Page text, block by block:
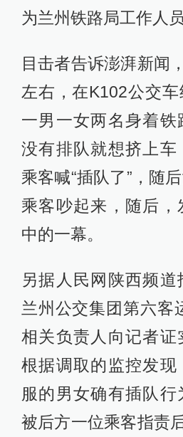
为兰州铁路局工作人员
目击者告诉澎湃新闻
左右，在K102公交车
一男一女两名身着铁
没有排队就想挤上车
乘客喊“插队了”，随
乘客吵起来，随后，
中的一幕。
另据人民网陕西频道
兰州公交集团第六客
相关负责人向记者证
根据调取的监控发现
服的男女确有插队行
被后方一位乘客指责